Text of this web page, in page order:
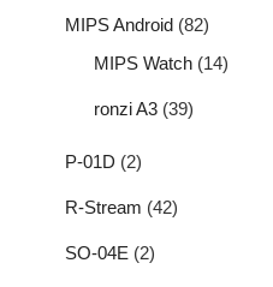
MIPS Android (82)
MIPS Watch (14)
ronzi A3 (39)
P-01D (2)
R-Stream (42)
SO-04E (2)